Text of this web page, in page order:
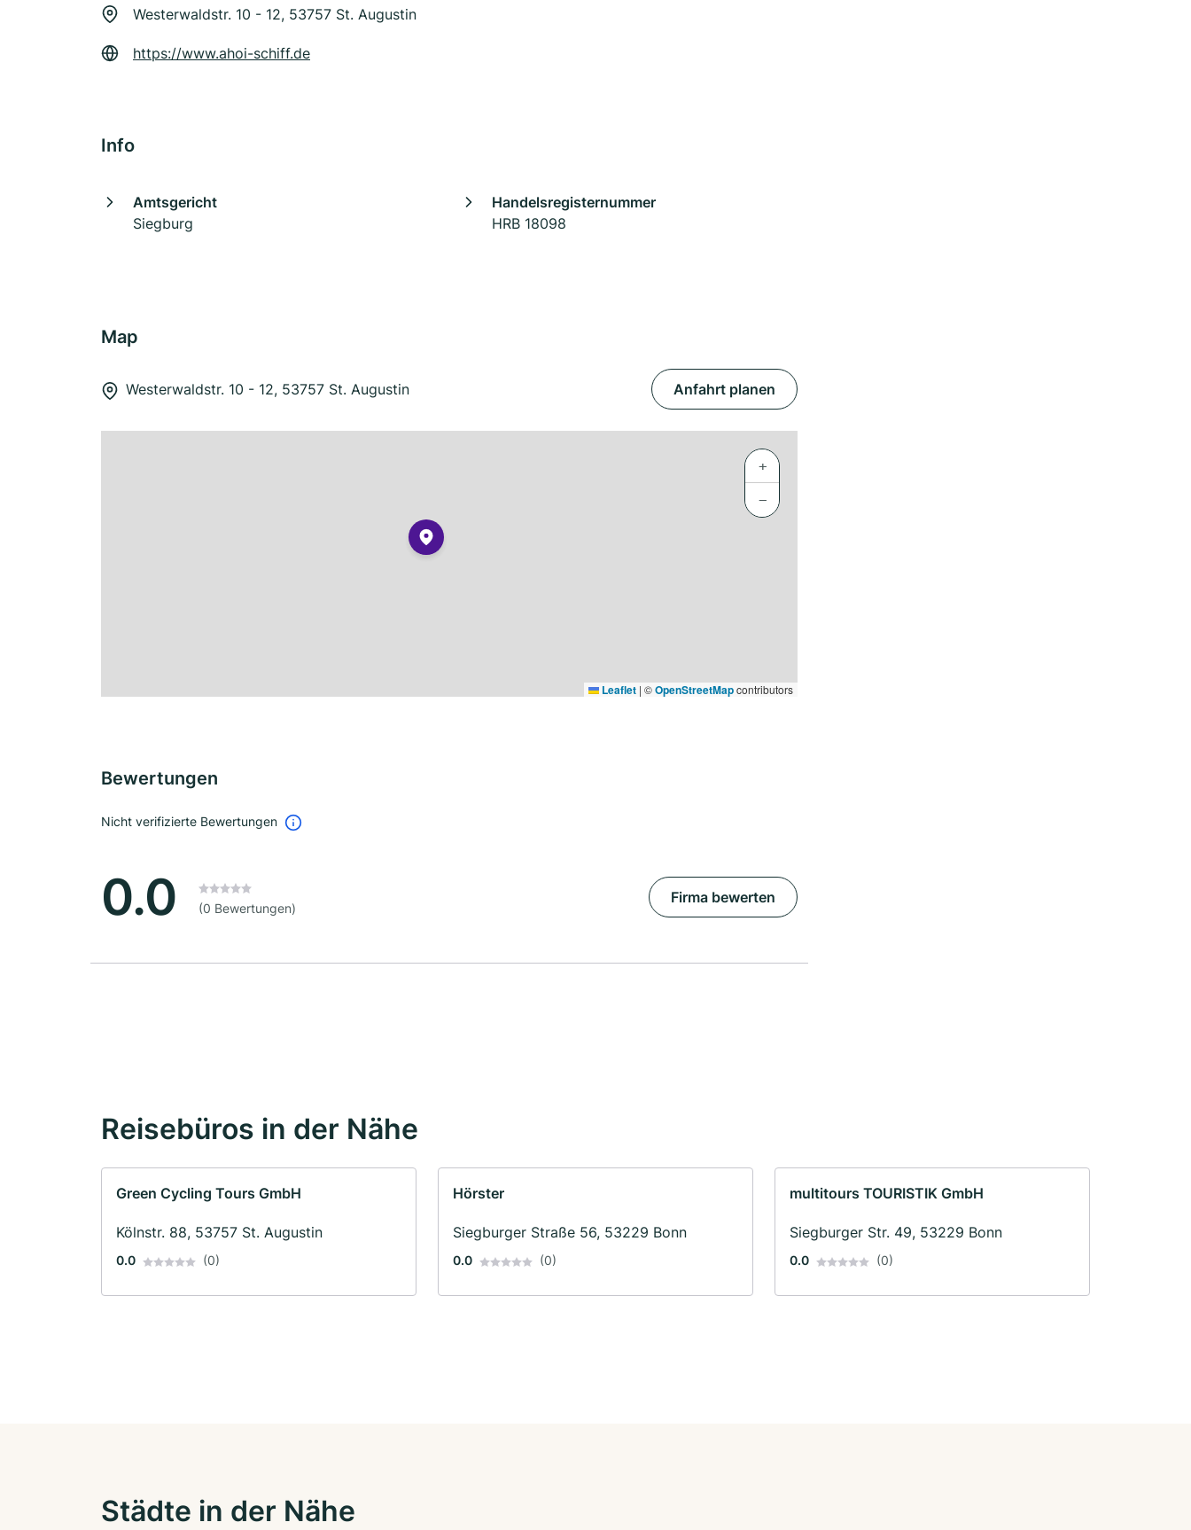
Westerwaldstr. 10 - 12, 53757 St. Augustin
https://www.ahoi-schiff.de
Info
Amtsgericht
Siegburg
Handelsregisternummer
HRB 18098
Map
Westerwaldstr. 10 - 12, 53757 St. Augustin Anfahrt planen
+
−
Leaflet | ©OpenStreetMapcontributors
Bewertungen
Nicht verifizierte Bewertungen
0.0 (0 Bewertungen)
Firma bewerten
Reisebüros in der Nähe
Green Cycling Tours GmbH
Kölnstr. 88, 53757 St. Augustin
0.0 (0)
Hörster
Siegburger Straße 56, 53229 Bonn
0.0 (0)
multitours TOURISTIK GmbH
Siegburger Str. 49, 53229 Bonn
0.0 (0)
Städte in der Nähe